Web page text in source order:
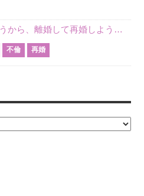
W不倫です。最近、彼のほうから、離婚して再婚しよう、と言ってきました。ハッキリいうと、そこまでは考えていませんでした。彼を好きな気持ちはあるし、彼なしの生活は考えられません。だけど、離婚して再婚すると
不倫 再婚